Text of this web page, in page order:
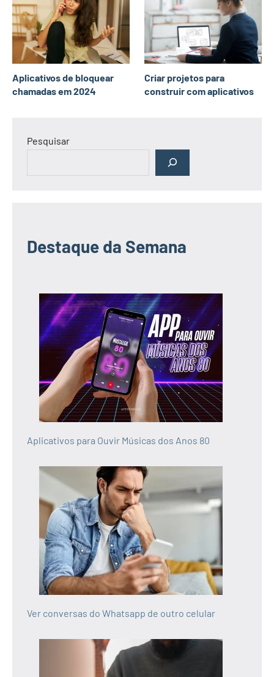
Aplicativos de bloquear
chamadas em 2024
Criar projetos para
construir com aplicativos
Pesquisar
Destaque da Semana
Aplicativos para Ouvir Músicas dos Anos 80
Ver conversas do Whatsapp de outro celular